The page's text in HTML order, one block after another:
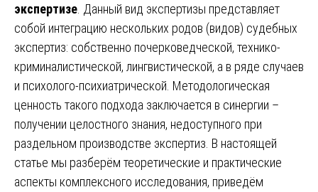
экспертизе . Данный вид экспертизы представляет
собой интеграцию нескольких родов (видов) судебных
экспертиз: собственно почерковедческой, технико-
криминалистической, лингвистической, а в ряде случаев
и психолого-психиатрической. Методологическая
ценность такого подхода заключается в синергии –
получении целостного знания, недоступного при
раздельном производстве экспертиз. В настоящей
статье мы разберём теоретические и практические
аспекты комплексного исследования, приведём